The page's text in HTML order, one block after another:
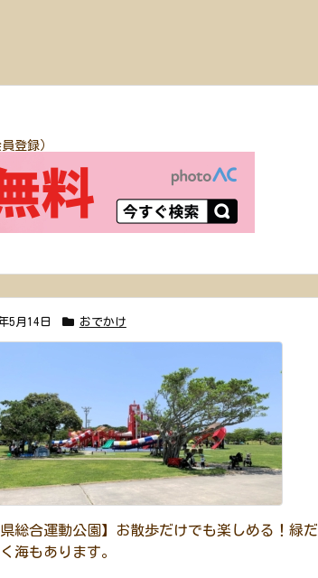
登録）
5月14日 おでかけ
県総合運動公園】お散歩だけでも楽しめる！緑だ
海もあります。